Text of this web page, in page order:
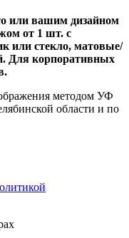
или вашим дизайном
от 1 шт. с
или стекло, матовые/
Для корпоративных
методом УФ
области и по